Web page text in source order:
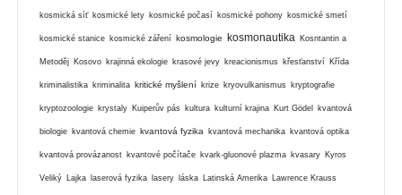
kosmická síť kosmické lety kosmické počasí kosmické pohony kosmické smetí
kosmické stanice kosmické záření kosmologie kosmonautika Kosntantin a
Metoděj Kosovo krajinná ekologie krasové jevy kreacionismus křesťanství Křída
kriminalistika kriminalita kritické myšlení krize kryovulkanismus kryptografie
kryptozoologie krystaly Kuiperův pás kultura kulturní krajina Kurt Gödel kvantová
biologie kvantová chemie kvantová fyzika kvantová mechanika kvantová optika
kvantová provázanost kvantové počítače kvark-gluonové plazma kvasary Kyros
Veliký Lajka laserová fyzika lasery láska Latinská Amerika Lawrence Krauss